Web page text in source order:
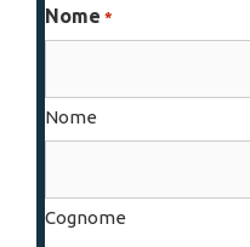
Nome *
Nome
Cognome